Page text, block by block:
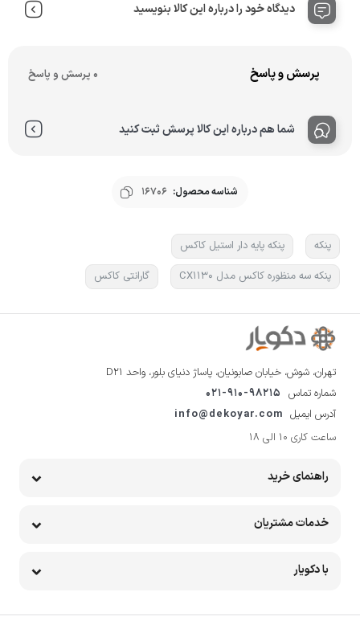
دیدگاه خود را درباره این کالا بنویسید
پرسش و پاسخ 0 پرسش و پاسخ
شما هم درباره این کالا پرسش ثبت کنید
شناسه محصول: 16706
پنکه
پنکه پایه دار استیل کاکس
پنکه سه منظوره کاکس مدل CX1130
گارانتی کاکس
تهران، شوش، خیابان صابونیان، پاساژ دنیای بلور، واحد D21
شماره تماس 021-910-98215
آدرس ایمیل info@dekoyar.com
ساعت کاری 10 الی 18
راهنمای خرید
خدمات مشتریان
با دکویار